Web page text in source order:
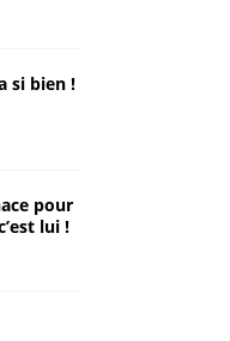
si bien !
pour
lui !